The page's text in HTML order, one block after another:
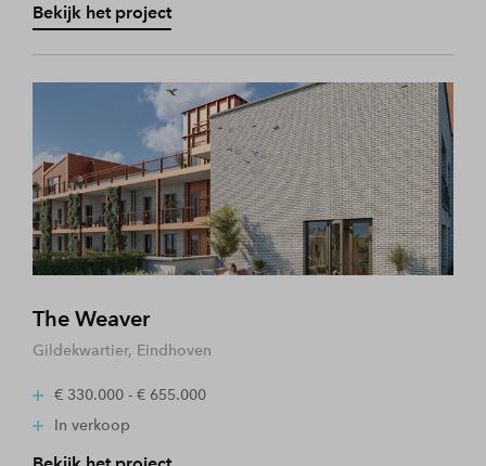
Bekijk het project
The Weaver
Gildekwartier, Eindhoven
€ 330.000 - € 655.000
In verkoop